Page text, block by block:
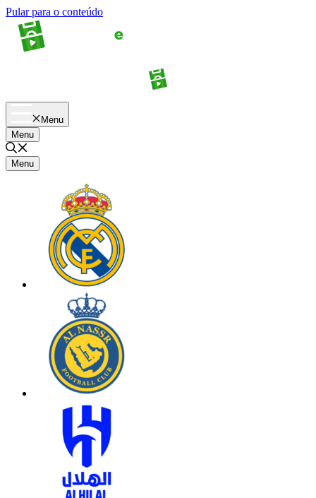
Pular para o conteúdo
Menu
Menu
Menu